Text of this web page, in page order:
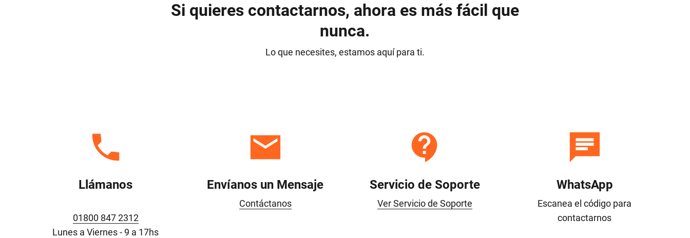
Si quieres contactarnos, ahora es más fácil que
nunca.
Lo que necesites, estamos aquí para ti.
Llámanos
01800 847 2312
Lunes a Viernes - 9 a 17hs
Envíanos un Mensaje
Contáctanos
Servicio de Soporte
Ver Servicio de Soporte
WhatsApp
Escanea el código para
contactarnos